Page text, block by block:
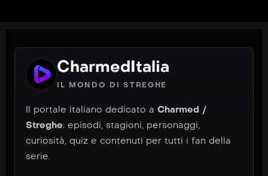
CharmedItalia
IL MONDO DI STREGHE
Il portale italiano dedicato a Charmed /
Streghe: episodi, stagioni, personaggi,
curiosità, quiz e contenuti per tutti i fan della
serie.